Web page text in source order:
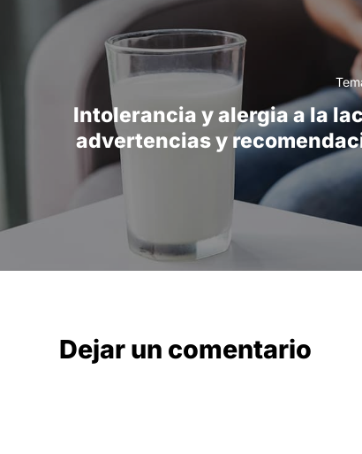
Intolerancia y alergia a la
advertencias y
Dejar un comentario